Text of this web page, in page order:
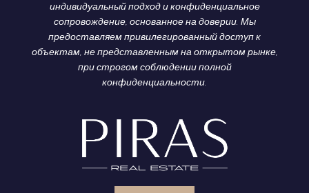
индивидуальный подход и конфиденциальное
сопровождение, основанное на доверии. Мы
предоставляем привилегированный доступ к
объектам, не представленным на открытом рынке,
при строгом соблюдении полной
конфиденциальности.